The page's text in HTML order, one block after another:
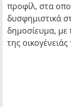
προφίλ, στα
δυσφημιστικά
δημοσίευμα, με
της οικογένειάς